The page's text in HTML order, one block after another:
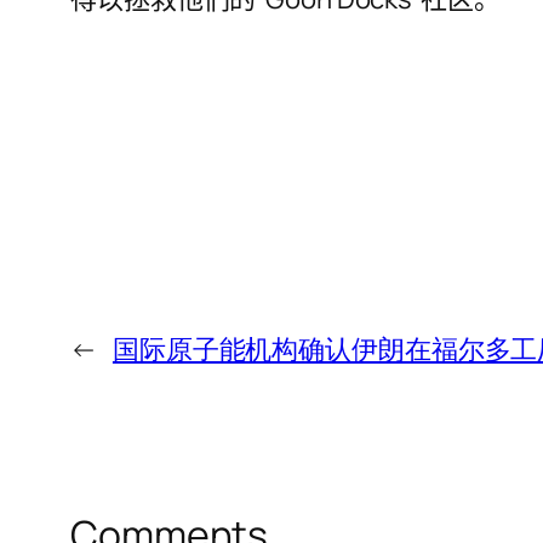
← 国际原子能机构确认伊朗在福尔多